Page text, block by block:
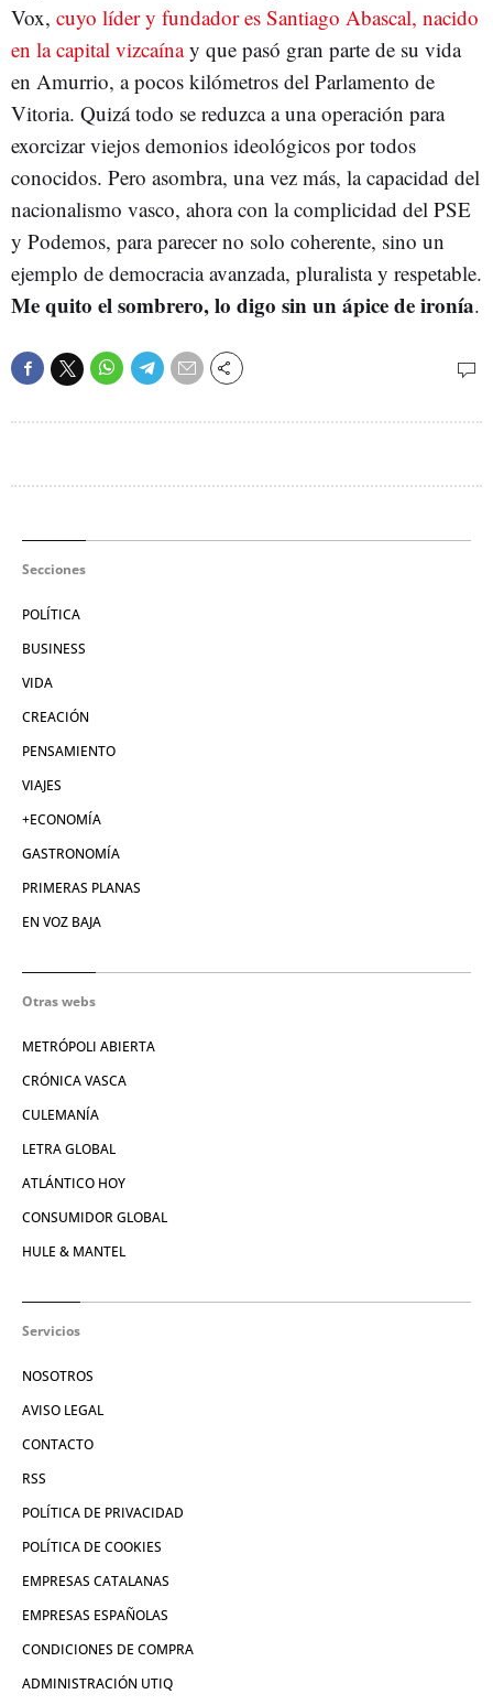
Vox, cuyo líder y fundador es Santiago Abascal, nacido
en la capital vizcaínay que pasó gran parte de su vida
en Amurrio, a pocos kilómetros del Parlamento de
Vitoria. Quizá todo se reduzca a una operación para
exorcizar viejos demonios ideológicos por todos
conocidos. Pero asombra, una vez más, la capacidad del
nacionalismo vasco, ahora con la complicidad del PSE
y Podemos, para parecer no solo coherente, sino un
ejemplo de democracia avanzada, pluralista y respetable.
Me quito el sombrero, lo digo sin un ápice de ironía.
Secciones
POLÍTICA
BUSINESS
VIDA
CREACIÓN
PENSAMIENTO
VIAJES
+ECONOMÍA
GASTRONOMÍA
PRIMERAS PLANAS
EN VOZ BAJA
Otras webs
METRÓPOLI ABIERTA
CRÓNICA VASCA
CULEMANÍA
LETRA GLOBAL
ATLÁNTICO HOY
CONSUMIDOR GLOBAL
HULE & MANTEL
Servicios
NOSOTROS
AVISO LEGAL
CONTACTO
RSS
POLÍTICA DE PRIVACIDAD
POLÍTICA DE COOKIES
EMPRESAS CATALANAS
EMPRESAS ESPAÑOLAS
CONDICIONES DE COMPRA
ADMINISTRACIÓN UTIQ